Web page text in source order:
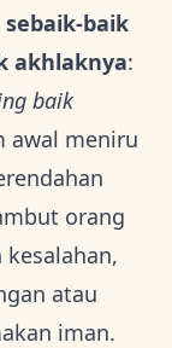
sebaik-baik
akhlaknya:
baik
awal meniru
orang
atau
iman.